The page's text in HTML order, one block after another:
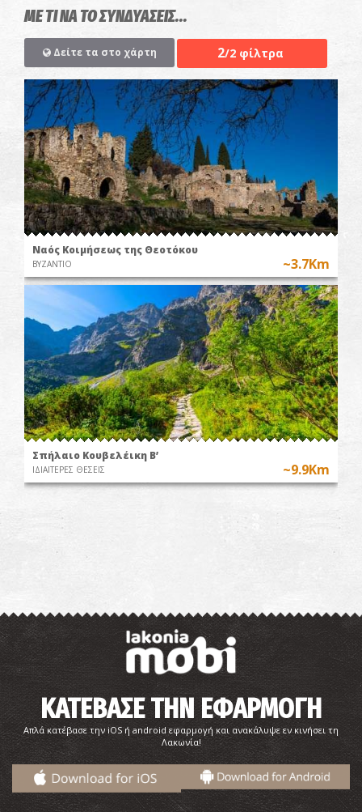
ΜΕ ΤΙ ΝΑ ΤΟ ΣΥΝΔΥΑΣΕΙΣ...
Δείτε τα στο χάρτη 2/2 φίλτρα
Ναός Κοιμήσεως της Θεοτόκου
ΒΥΖΑΝΤΙΟ ~3.7Km
Σπήλαιο Κουβελέικη Β’
ΙΔΙΑΙΤΕΡΕΣ ΘΕΣΕΙΣ ~9.9Km
ΚΑΤΕΒΑΣΕ ΤΗΝ ΕΦΑΡΜΟΓΗ
Απλά κατέβασε την iOS ή android εφαρμογή και ανακάλυψε εν κινήσει τη
Λακωνία!